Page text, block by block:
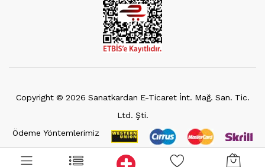
Copyright © 2026 Sanatkardan E-Ticaret İnt. Mağ. San. Tic.
Ltd. Şti.
Ödeme Yöntemlerimiz